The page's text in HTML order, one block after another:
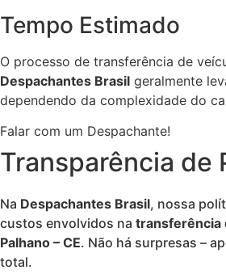
Tempo Estimado
O processo de transferência de
Despachantes Brasil geralmente
dependendo da complexidade do
Falar com um Despachante!
Transparência de
Na Despachantes Brasil, nossa
custos envolvidos na transferência
Palhano – CE. Não há surpresas –
total.